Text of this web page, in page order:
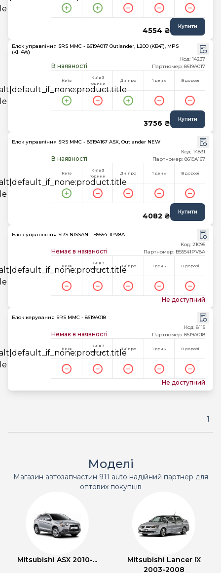
4554 ₴ Купити
Блок управління SRS MMC - 8619A017 Outlander, L200 (KB4T), MPS
(KH4W)
В наявності
Код: 14237
Партномер: 8619A017
Київ
Київ 3
години
Дніпро 1 день В дорозі
3756 ₴ Купити
Блок управління SRS MMC - 8619A167 ASX, Outlander NEW
В наявності
Код: 14831
Партномер: 8619A167
Київ
Київ 3
години
Дніпро 1 день В дорозі
4082 ₴ Купити
Блок управління SRS NISSAN - B5554-1PV8A
Немає в наявності
Код: 21095
Партномер: B55541PV8A
Київ
Київ 3
години
Дніпро 1 день В дорозі
Не доступний
Блок керування SRS MMC - 8619A018
Немає в наявності
Код: 8115
Партномер: 8619A018
Київ
Київ 3
години
Дніпро 1 день В дорозі
Не доступний
1
Моделі
Магазин автозапчастин 911 auto надійний партнер для
оптових покупців
Mitsubishi ASX 2010-...
Mitsubishi Lancer IX
2003-2008